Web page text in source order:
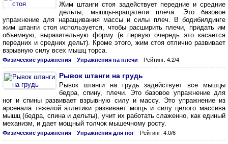
Жим штанги стоя задействует передние и средние
дельты, мышцы-вращатели плеча. Это базовое
упражнение для наращивания массы и силы плеч. В бодибилдинге
жим штанги стоя используется, чтобы расширить плечи, придать им
объемную, выразительную форму (в первую очередь это касается
передних и средних дельт). Кроме этого, жим стоя отлично развивает
взрывную силу всех мышц торса.
Физические упражнения Упражнения на плечи Рейтинг: 4.2/4
Рывок штанги на грудь
Рывок штанги на грудь задействует все мышцы
бедра, спину, плечи. Это базовое упражнение для
ног и спины развивает взрывную силу и массу. Это упражнение из
арсенала тяжелой атлетики развивает мощь и силу целого массива
мышц (бедра, спина и дельты), учит их работать слаженно, как единый
механизм, и дает мощный толчок мышечному росту.
Физические упражнения Упражнения для ног Рейтинг: 4.0/6